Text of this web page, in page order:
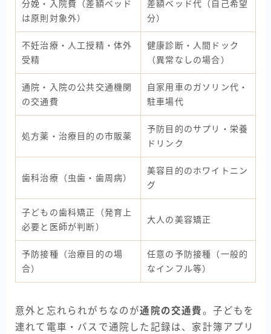
分娩・入院費（差額ベッド
は原則対象外）
差額ベッド代（自己希望
分）
不妊治療・人工授精・体外
受精
健康診断・人間ドック
（異常なしの場合）
通院・入院の公共交通機関
の交通費
自家用車のガソリン代・
駐車場代
処方薬・治療目的の市販薬
予防目的のサプリ・栄養
ドリンク
歯科治療（虫歯・歯周病）
美容目的のホワイトニン
グ
子どもの歯科矯正（発育上
必要と医師が判断）
大人の美容矯正
予防接種（治療目的の場
合）
任意の予防接種（一般的
なインフル等）
意外と忘れられがちなのが通院の交通費。子どもを
連れて電車・バスで通院した記録は、家計簿アプリ